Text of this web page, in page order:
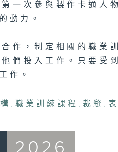
一次參與製作卡通人
動力。
作，制定相關的職業
們投入工作。只要受
作。
, 職業訓練課程 , 裁縫 ,
2026